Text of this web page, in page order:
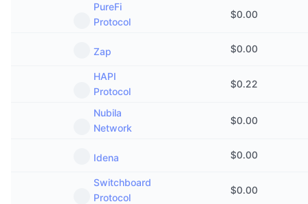
Ημερολόγιο Εκδηλώσεων
PureFi
Protocol
$0.00
Zap $0.00
HAPI
Protocol
$0.22
Nubila
Network
$0.00
Idena $0.00
Switchboard
Protocol
$0.00